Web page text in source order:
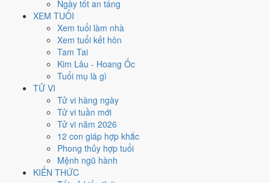
Ngày tốt an táng
XEM TUỔI
Xem tuổi làm nhà
Xem tuổi kết hôn
Tam Tai
Kim Lâu - Hoang Ốc
Tuổi mụ là gì
TỬ VI
Tử vi hàng ngày
Tử vi tuần mới
Tử vi năm 2026
12 con giáp hợp khắc
Phong thủy hợp tuổi
Mệnh ngũ hành
KIẾN THỨC
Ngày tốt
Ngày quý hiếm
Lịch âm dương tháng 2/1975 chi
tiết từng ngày
Năm
XEM
Lưới lịch dưới đây trải đủ28 ngàycủa tháng 2/1975. Mỗi ô ghi ngày
dương, ngày âm và can chi ngày, tô màu theo 5 mức. Tháng này có
10 ngày từ mức Tốt trở lên